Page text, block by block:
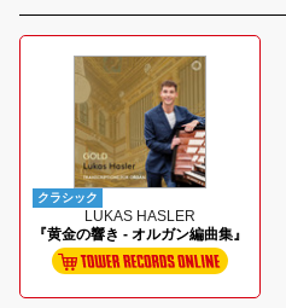
クラシック
LUKAS HASLER
『黄金の響き - オルガン編曲集』